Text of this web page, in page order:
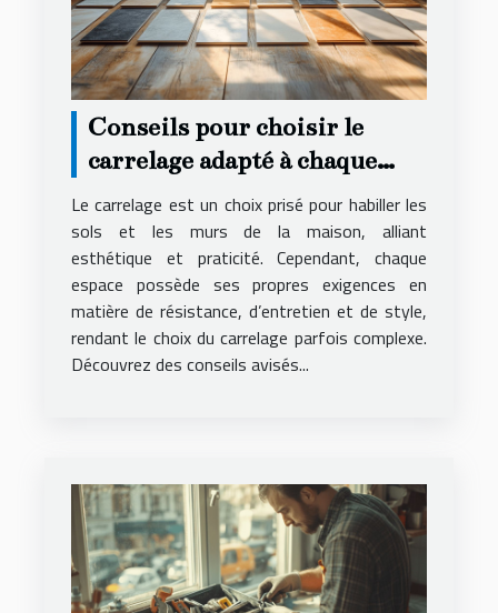
Conseils pour choisir le
carrelage adapté à chaque
espace de votre maison
Le carrelage est un choix prisé pour habiller les
sols et les murs de la maison, alliant
esthétique et praticité. Cependant, chaque
espace possède ses propres exigences en
matière de résistance, d’entretien et de style,
rendant le choix du carrelage parfois complexe.
Découvrez des conseils avisés...